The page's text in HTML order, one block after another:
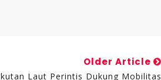
Older Article
Laut Perintis Dukung Mobilitas